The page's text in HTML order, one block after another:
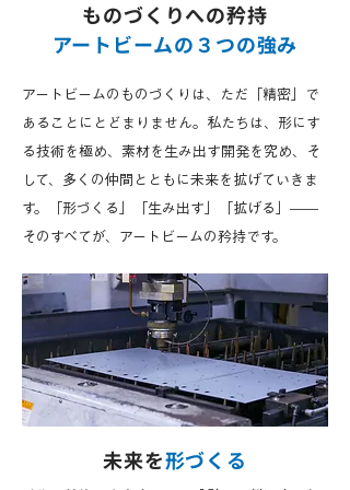
ものづくりへの矜持
アートビームの３つの強み
アートビームのものづくりは、ただ「精密」で
あることにとどまりません。私たちは、形にす
る技術を極め、素材を生み出す開発を究め、そ
して、多くの仲間とともに未来を拡げていきま
す。「形づくる」「生み出す」「拡げる」——
そのすべてが、アートビームの矜持です。
未来を形づくる